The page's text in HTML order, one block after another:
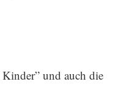
und auch die